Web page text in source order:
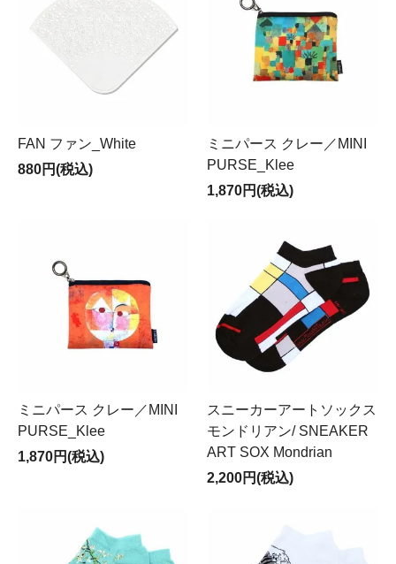
FAN ファン_White
880円(税込)
ミニパース クレー／MINI
PURSE_Klee
1,870円(税込)
ミニパース クレー／MINI
PURSE_Klee
1,870円(税込)
スニーカーアートソックス
モンドリアン/ SNEAKER
ART SOX Mondrian
2,200円(税込)